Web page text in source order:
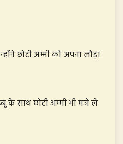
छोटी अम्मी को अपना लौड़ा
के साथ छोटी अम्मी भी मजे ले